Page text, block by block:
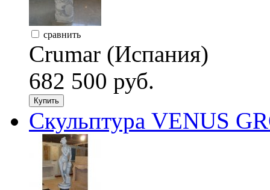
сравнить
Crumar (Испания)
682 500 руб.
Купить
Скульптура VENUS